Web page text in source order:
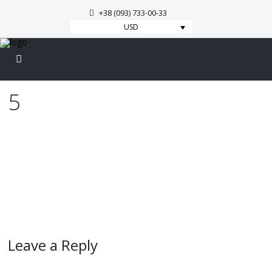
+38 (093) 733-00-33
USD
5
Leave a Reply